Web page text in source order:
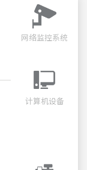
网络监控系统
计算机设备